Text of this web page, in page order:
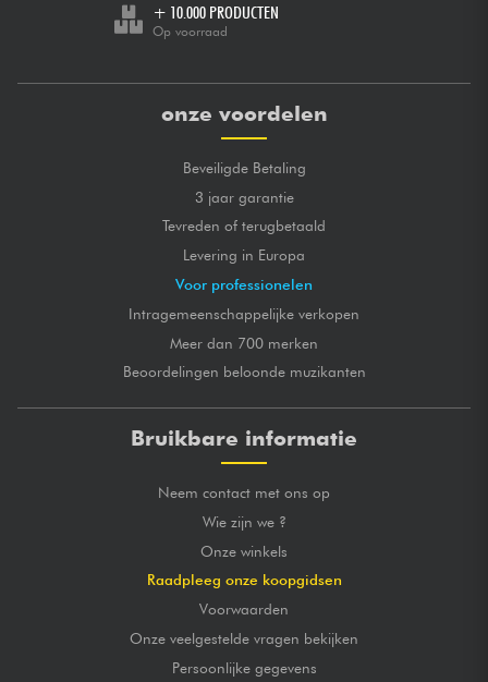
+ 10.000 PRODUCTEN
Op voorraad
onze voordelen
Beveiligde Betaling
3 jaar garantie
Tevreden of terugbetaald
Levering in Europa
Voor professionelen
Intragemeenschappelijke verkopen
Meer dan 700 merken
Beoordelingen beloonde muzikanten
Bruikbare informatie
Neem contact met ons op
Wie zijn we ?
Onze winkels
Raadpleeg onze koopgidsen
Voorwaarden
Onze veelgestelde vragen bekijken
Persoonlijke gegevens